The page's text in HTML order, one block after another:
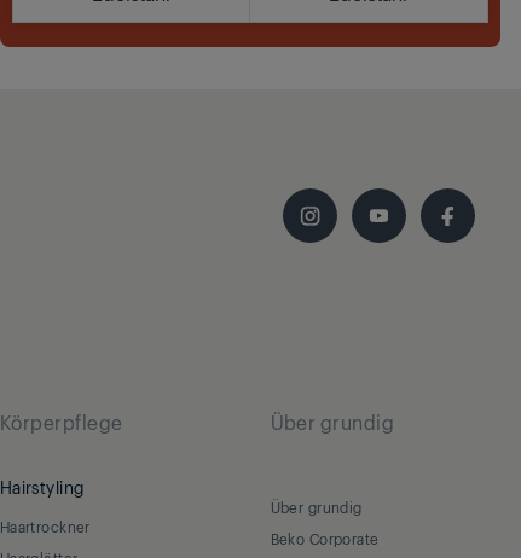
Körperpflege
Hairstyling
Haartrockner
Über grundig
Über grundig
Beko Corporate